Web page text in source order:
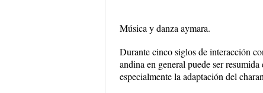
Música y danza aymara.
Durante cinco siglos de interacción
andina en general puede ser
especialmente la adaptación del